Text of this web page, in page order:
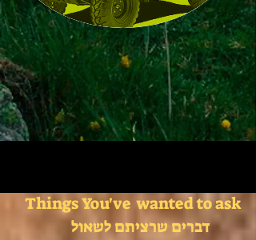
Things You've wanted to ask
דברים שרציתם לשאול